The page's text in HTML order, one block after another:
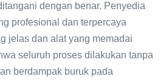
dengan benar. Penyedia
profesional dan terpercaya
jelas dan alat yang memadai
seluruh proses dilakukan tanpa
berdampak buruk pada